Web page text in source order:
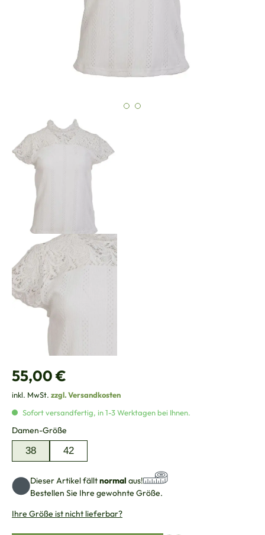
Regulärer Preis:
55,00 €
inkl. MwSt. zzgl. Versandkosten
Sofort versandfertig, in 1-3 Werktagen bei Ihnen.
Damen-Größe
38 42
Dieser Artikel fälltnormal aus!
Bestellen Sie Ihre gewohnte Größe.
Ihre Größe ist nicht lieferbar?